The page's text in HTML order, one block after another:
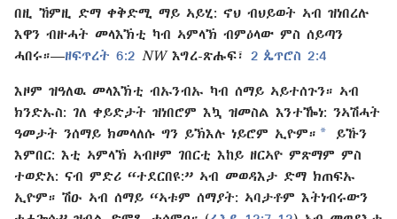
በዚ ኸምዚ ድማ ቀቅድሚ ማይ ኣይሂ: ኖህ ብህይወት ኣብ ዝነበረሉ
እዋን ብዙሓት መላእኽቲ ካብ ኣምላኽ ብምዕላው ምስ ሰይጣን
ሓበሩ።​—⁠ዘፍጥረት 6:⁠2 NWእግረ⁠-​ጽሑፍ፣ 2 ጴጥሮስ 2:⁠4
እዞም ዝዓለዉ መላእኽቲ ብኡንብኡ ካብ ሰማይ ኣይተሰጉን። ኣብ
ክንድኡስ: ገለ ቀይድታት ዝነበሮም እኳ ዝመስል እንተ​ዀነ: ንኣሽሓት
ዓመታት ንሰማይ ክመላለሱ ግን ይኽእሉ ነይሮም ኢዮም። a
ይኹን
እምበር: እቲ ኣምላኽ ኣብዞም ገበርቲ እከይ ዘርኣዮ ምጽማም ምስ
ተወድአ: ናብ ምድሪ “ተደርበዩ:” ኣብ መወዳእታ ድማ ክጠፍኡ
ኢዮም። ሽዑ ኣብ ሰማይ “ኣቱም ሰማያት: ኣባታቶም እትነብሩውን